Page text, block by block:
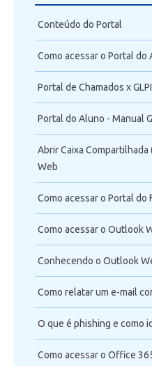
Videoconferência
Office 365
Intercâmbio
Feedz
Conteúdo do Portal
Como acessar o Portal do
Portal de Chamados x GLPI
Portal do Aluno - Manual
Abrir Caixa
Web
Como acessar o Portal do
Como acessar o Outlook
Conhecendo o Outlook
Como relatar um e-mail
O que é phishing e como
Como acessar o Office